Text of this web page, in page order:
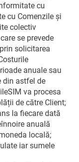
cu
cu Comenzile și
colectiv
se prevede
solicitarea
anuale sau
din astfel de
va procesa
de către Client;
la fiecare dată
anuală
locală;
iar sumele